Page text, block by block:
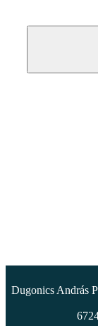
Dugonics András